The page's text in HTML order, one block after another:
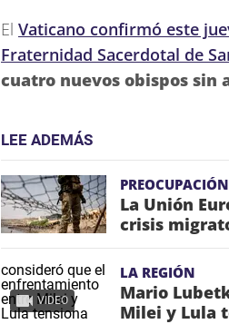
El Vaticano confirmó este
Fraternidad Sacerdotal de
cuatro nuevos obispos sin
LEE ADEMÁS
PREOCUPACIÓN
La Unión
crisis
VIDEO
LA REGIÓN
Mario
Milei y Lula